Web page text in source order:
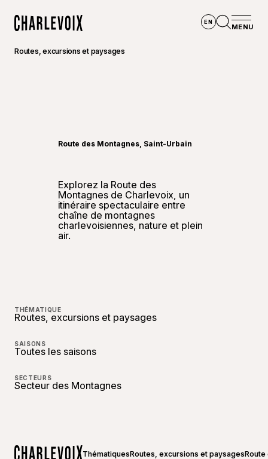
EN
MENU
Routes, excursions et paysages
Explorez la Route des
Montagnes de Charlevoix, un
itinéraire spectaculaire entre
chaîne de montagnes
charlevoisiennes, nature et plein
air.
Route des Montagnes, Saint-Urbain
THÉMATIQUE
Routes, excursions et paysages
SAISONS
Toutes les saisons
SECTEURS
Secteur des Montagnes
ThématiquesRoutes, excursions et paysagesRoute